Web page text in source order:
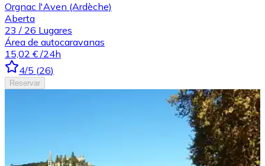
Orgnac l'Aven (Ardèche)
Aberta
23 / 26 Lugares
Área de autocaravanas
15,02 € /24h
4/5 (26)
Reservar